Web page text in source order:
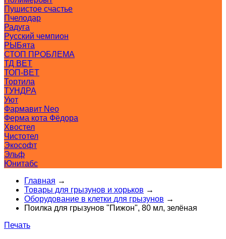
Пушистое счастье
Пчелодар
Радуга
Русский чемпион
РЫБята
СТОП ПРОБЛЕМА
ТД ВЕТ
ТОП-ВЕТ
Тортила
ТУНДРА
Уют
Фармавит Neo
Ферма кота Фёдора
Хвостел
Чистотел
Экософт
Эльф
Юнитабс
Главная →
Товары для грызунов и хорьков →
Оборудование в клетки для грызунов →
Поилка для грызунов "Пижон", 80 мл, зелёная
Печать